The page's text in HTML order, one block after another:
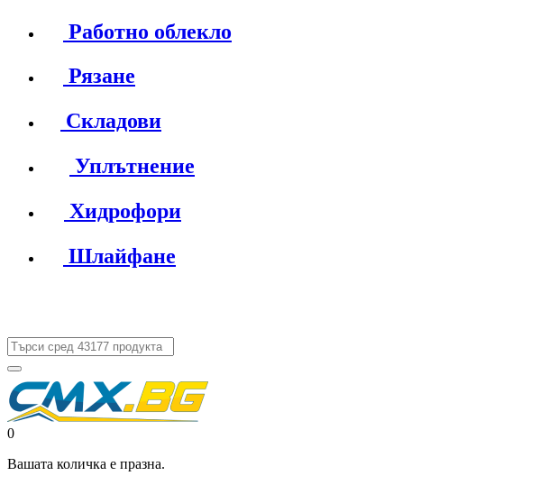
Работно облекло
Рязане
Складови
Уплътнение
Хидрофори
Шлайфане
0
Вашата количка е празна.